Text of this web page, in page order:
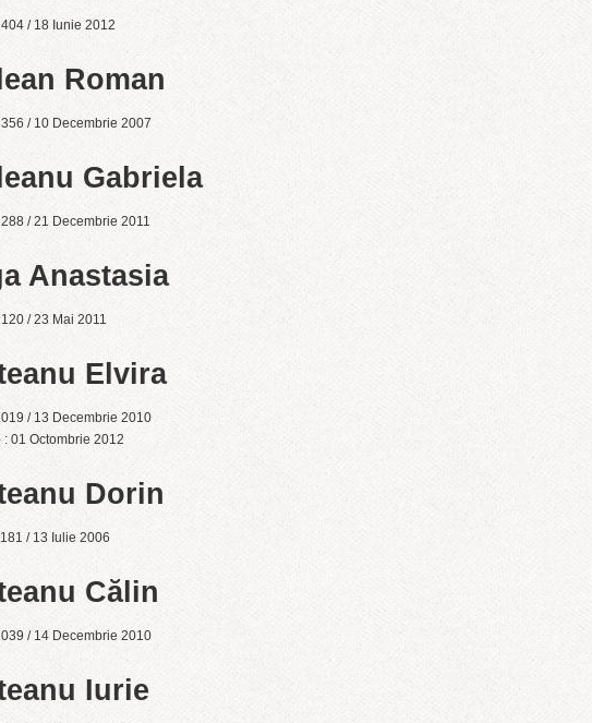
/ 18 Iunie 2012
Roman
/ 10 Decembrie 2007
Gabriela
/ 21 Decembrie 2011
Anastasia
/ 23 Mai 2011
Elvira
/ 13 Decembrie 2010
01 Octombrie 2012
Dorin
/ 13 Iulie 2006
Călin
/ 14 Decembrie 2010
Iurie